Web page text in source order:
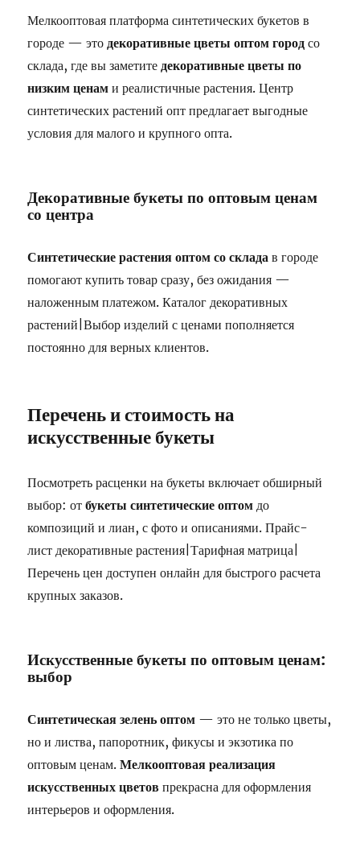
Мелкооптовая платформа синтетических букетов в
городе — этодекоративные цветы оптом город со
склада, где вы заметитедекоративные цветы по
низким ценам и реалистичные растения. Центр
синтетических растений опт предлагает выгодные
условия для малого и крупного опта.
Декоративные букеты по оптовым ценам
со центра
Синтетические растения оптом со склада в городе
помогают купить товар сразу, без ожидания —
наложенным платежом. Каталог декоративных
растений|Выбор изделий с ценами пополняется
постоянно для верных клиентов.
Перечень и стоимость на
искусственные букеты
Посмотреть расценки на букеты включает обширный
выбор: отбукеты синтетические оптом до
композиций и лиан, с фото и описаниями. Прайс-
лист декоративные растения|Тарифная матрица|
Перечень цен доступен онлайн для быстрого расчета
крупных заказов.
Искусственные букеты по оптовым ценам:
выбор
Синтетическая зелень оптом — это не только цветы,
но и листва, папоротник, фикусы и экзотика по
оптовым ценам.Мелкооптовая реализация
искусственных цветов прекрасна для оформления
интерьеров и оформления.